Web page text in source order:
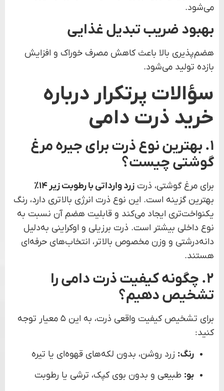
می‌شود.
بهبود ضریب تبدیل غذایی
هضم‌پذیری بالا باعث کاهش مصرف خوراک و افزایش
بازده تولید می‌شود.
سؤالات پرتکرار درباره
خرید ذرت دامی
۱. بهترین نوع ذرت برای جیره مرغ
گوشتی چیست؟
برای مرغ گوشتی، ذرت زرد وارداتی با رطوبت زیر ۱۴٪
بهترین گزینه است. این نوع ذرت انرژی بالاتری دارد، رنگ
یکنواخت‌تری ایجاد می‌کند و قابلیت هضم آن نسبت به
نوع داخلی بیشتر است. ذرت برزیلی و اوکراینی به‌دلیل
دانه‌درشتی و وزن مخصوص بالاتر، انتخاب‌های حرفه‌ای
هستند.
۲. چگونه کیفیت ذرت دامی را
تشخیص دهیم؟
برای تشخیص کیفیت واقعی ذرت، به این ۵ معیار توجه
کنید:
رنگ: زرد روشن، بدون لکه‌های قهوه‌ای یا تیره
بو: طبیعی و بدون بوی کپک، ترشی یا رطوبت